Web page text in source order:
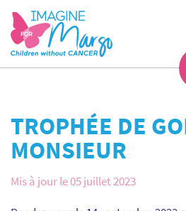
TROPHÉE DE
MONSIEUR
Mis à jour le 05 juillet 2023